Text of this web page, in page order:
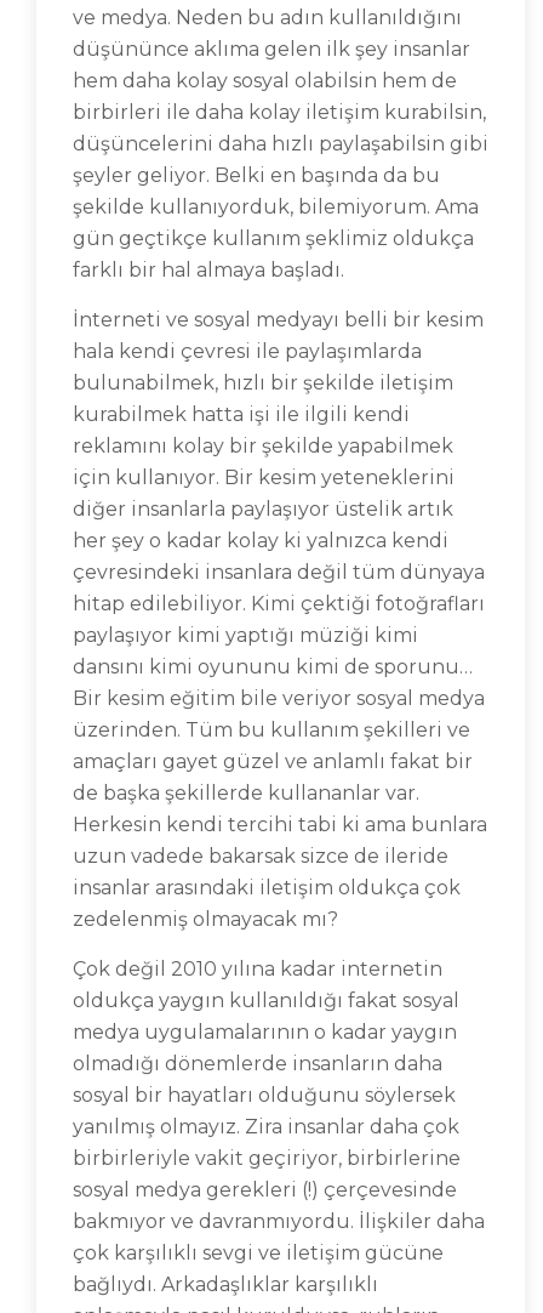
ve medya. Neden bu adın kullanıldığını
düşününce aklıma gelen ilk şey insanlar
hem daha kolay sosyal olabilsin hem de
birbirleri ile daha kolay iletişim kurabilsin,
düşüncelerini daha hızlı paylaşabilsin gibi
şeyler geliyor. Belki en başında da bu
şekilde kullanıyorduk, bilemiyorum. Ama
gün geçtikçe kullanım şeklimiz oldukça
farklı bir hal almaya başladı.
İnterneti ve sosyal medyayı belli bir kesim
hala kendi çevresi ile paylaşımlarda
bulunabilmek, hızlı bir şekilde iletişim
kurabilmek hatta işi ile ilgili kendi
reklamını kolay bir şekilde yapabilmek
için kullanıyor. Bir kesim yeteneklerini
diğer insanlarla paylaşıyor üstelik artık
her şey o kadar kolay ki yalnızca kendi
çevresindeki insanlara değil tüm dünyaya
hitap edilebiliyor. Kimi çektiği fotoğrafları
paylaşıyor kimi yaptığı müziği kimi
dansını kimi oyununu kimi de sporunu…
Bir kesim eğitim bile veriyor sosyal medya
üzerinden. Tüm bu kullanım şekilleri ve
amaçları gayet güzel ve anlamlı fakat bir
de başka şekillerde kullananlar var.
Herkesin kendi tercihi tabi ki ama bunlara
uzun vadede bakarsak sizce de ileride
insanlar arasındaki iletişim oldukça çok
zedelenmiş olmayacak mı?
Çok değil 2010 yılına kadar internetin
oldukça yaygın kullanıldığı fakat sosyal
medya uygulamalarının o kadar yaygın
olmadığı dönemlerde insanların daha
sosyal bir hayatları olduğunu söylersek
yanılmış olmayız. Zira insanlar daha çok
birbirleriyle vakit geçiriyor, birbirlerine
sosyal medya gerekleri (!) çerçevesinde
bakmıyor ve davranmıyordu. İlişkiler daha
çok karşılıklı sevgi ve iletişim gücüne
bağlıydı. Arkadaşlıklar karşılıklı